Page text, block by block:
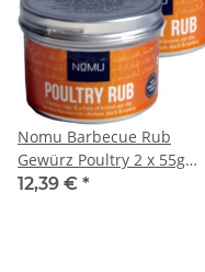
Nomu Barbecue Rub
Gewürz Poultry 2 x 55g
(Geflügel)
12,39 € *